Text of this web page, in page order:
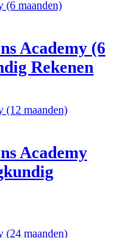
Academy (6
Rekenen
Academy